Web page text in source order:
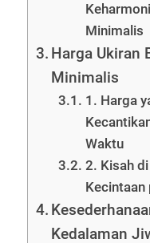
Minimalis
Harga Ukiran
Minimalis
1. Harga
Waktu
2. Kisah
Kecintaan
Kedalaman